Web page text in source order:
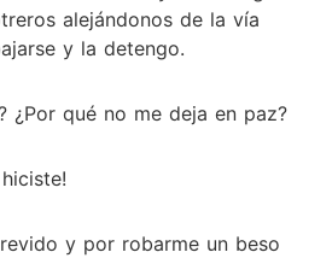
alejándonos de la vía
y la detengo.
¿Por qué no me deja en paz?
y por robarme un beso